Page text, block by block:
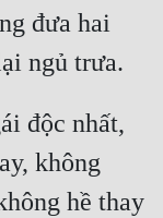
đưa hai
độc nhất,
không
hề thay